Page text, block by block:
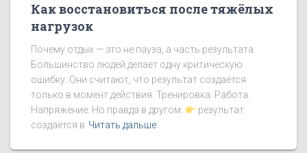
Как восстановиться после тяжёлых
нагрузок
Почему отдых — это не пауза, а часть результата
Большинство людей делает одну критическую
ошибку. Они считают, что результат создаётся
только в момент действия. Тренировка. Работа.
Напряжение. Но правда в другом:
результат
создаётся в Читать дальше